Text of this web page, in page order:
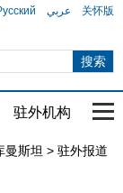
عربي 关怀版
驻外机构 国
曼斯坦 > 驻外报道